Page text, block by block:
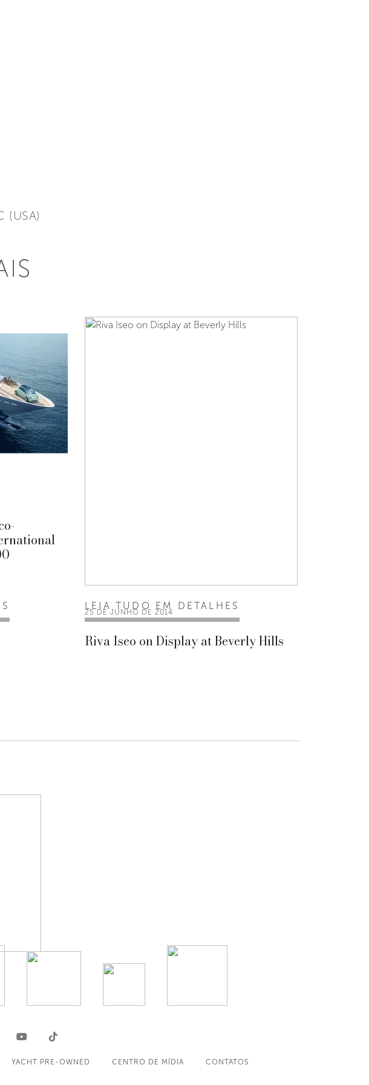
(USA)
25 DE JUNHO DE 2014
Riva Iseo on Display at Beverly Hills
LEIA TUDO EM DETALHES
YACHT PRE-OWNED CENTRO DE MÍDIA CONTATOS